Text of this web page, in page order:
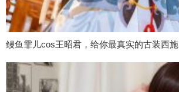
鳗鱼霏儿cos王昭君，给你最真实的古装西施